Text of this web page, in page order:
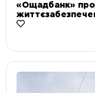
«Ощадбанк» про